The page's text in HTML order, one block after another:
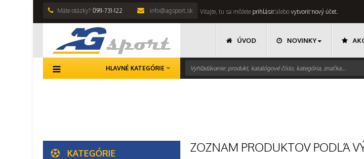
Máte otázky? 0911-731-122 info@agsport.sk Vitajte, tu sa môžete prihlásiťalebo vytvoriť nový účet.
ÚVOD NOVINKY
HLAVNÉ KATEGÓRIE
KATEGÓRIE ZOZNAM PRODUKTOV PODĽA